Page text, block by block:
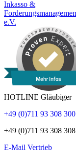
Mehr Infos
HOTLINE Gläubiger
+49 (0)711 93 308 300
+49 (0)711 93 308 308
E-Mail Vertrieb